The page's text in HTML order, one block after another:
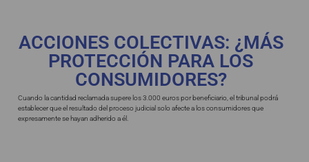
ACCIONES COLECTIVAS: ¿MÁS
PROTECCIÓN PARA LOS
CONSUMIDORES?
Cuando la cantidad reclamada supere los 3.000 euros por beneficiario, el tribunal podrá
establecer que el resultado del proceso judicial solo afecte a los consumidores que
expresamente se hayan adherido a él.